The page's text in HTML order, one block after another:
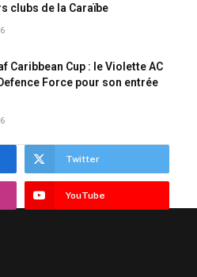
clubs de la Caraïbe
Caribbean Cup : le Violette AC
Force pour son entrée
Twitter
YouTube